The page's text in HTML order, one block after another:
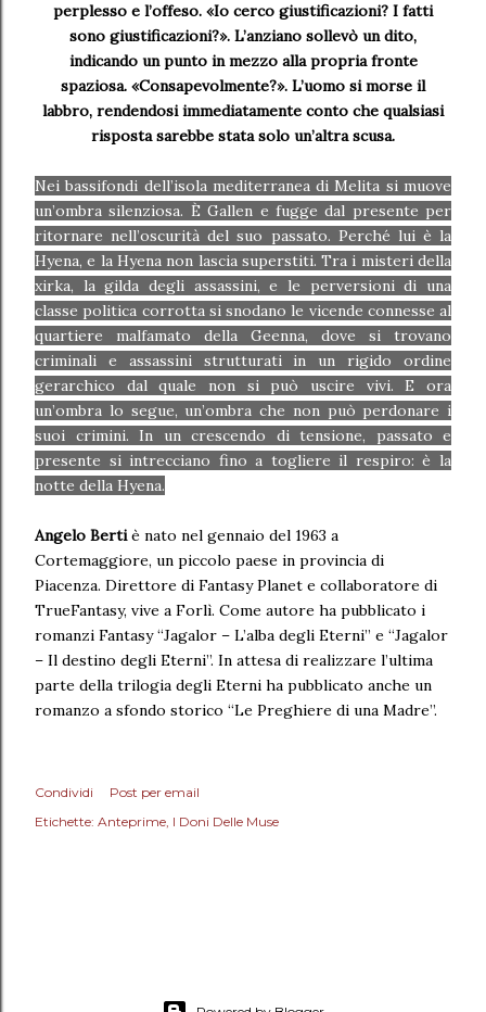
perplesso e l’offeso. «Io cerco giustificazioni? I fatti
sono giustificazioni?». L’anziano sollevò un dito,
indicando un punto in mezzo alla propria fronte
spaziosa. «Consapevolmente?». L’uomo si morse il
labbro, rendendosi immediatamente conto che qualsiasi
risposta sarebbe stata solo un’altra scusa.
Nei bassifondi dell’isola mediterranea di Melita si muove
un’ombra silenziosa. È Gallen e fugge dal presente per
ritornare nell’oscurità del suo passato. Perché lui è la
Hyena, e la Hyena non lascia superstiti. Tra i misteri della
xirka, la gilda degli assassini, e le perversioni di una
classe politica corrotta si snodano le vicende connesse al
quartiere malfamato della Geenna, dove si trovano
criminali e assassini strutturati in un rigido ordine
gerarchico dal quale non si può uscire vivi. E ora
un’ombra lo segue, un’ombra che non può perdonare i
suoi crimini. In un crescendo di tensione, passato e
presente si intrecciano fino a togliere il respiro: è la
notte della Hyena.
Angelo Bertiè nato nel gennaio del 1963 a
Cortemaggiore, un piccolo paese in provincia di
Piacenza. Direttore di Fantasy Planet e collaboratore di
TrueFantasy, vive a Forlì. Come autore ha pubblicato i
romanzi Fantasy “Jagalor – L’alba degli Eterni” e “Jagalor
– Il destino degli Eterni”. In attesa di realizzare l’ultima
parte della trilogia degli Eterni ha pubblicato anche un
romanzo a sfondo storico “Le Preghiere di una Madre”.
Condividi
Post per email
Etichette: Anteprime I Doni Delle Muse